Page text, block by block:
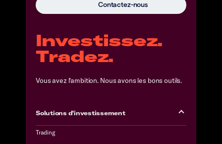
Investissez.
Tradez.
Vous avez l'ambition. Nous avons les bons outils.
Solutions d'investissement
Trading